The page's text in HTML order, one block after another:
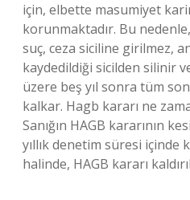
için, elbette masumiyet
korunmaktadır. Bu
suç, ceza siciline girilmez,
kaydedildiği sicilden silinir
üzere beş yıl sonra tüm
kalkar. Hagb kararı ne
Sanığın HAGB kararının
yıllık denetim süresi içinde
halinde, HAGB kararı